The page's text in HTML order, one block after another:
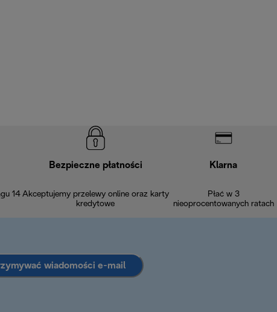
14
Bezpieczne płatności
Akceptujemy przelewy online oraz karty
kredytowe
Klarna
Płać w 3
nieoprocentowanych ratach
wiadomości e-mail